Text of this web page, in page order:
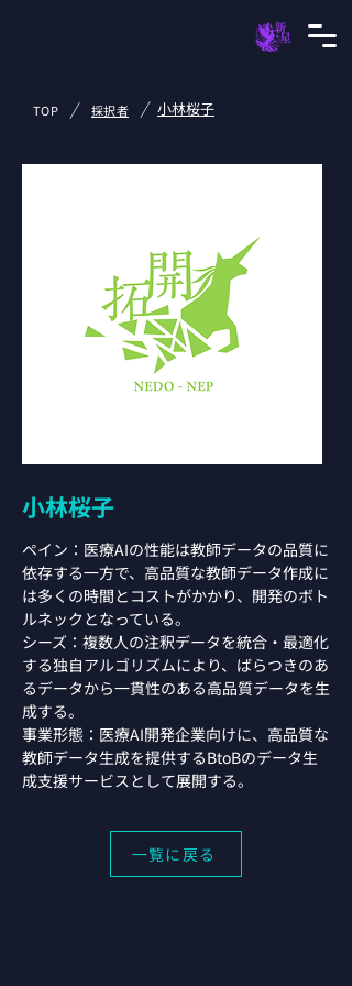
TOP / 採択者 / 小林桜子
小林桜子
ペイン：医療AIの性能は教師データの品質に
依存する一方で、高品質な教師データ作成に
は多くの時間とコストがかかり、開発のボト
ルネックとなっている。
シーズ：複数人の注釈データを統合・最適化
する独自アルゴリズムにより、ばらつきのあ
るデータから一貫性のある高品質データを生
成する。
事業形態：医療AI開発企業向けに、高品質な
教師データ生成を提供するBtoBのデータ生
成支援サービスとして展開する。
一覧に戻る